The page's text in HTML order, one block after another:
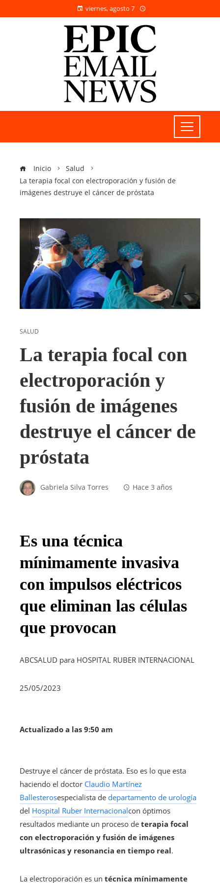
viernes, agosto 7
Inicio
Salud
La terapia focal con electroporación y fusión de
imágenes destruye el cáncer de próstata
SALUD
La terapia focal con
electroporación y
fusión de imágenes
destruye el cáncer de
próstata
Gabriela Silva Torres Hace 3 años
Es una técnica
mínimamente invasiva
con impulsos eléctricos
que eliminan las células
que provocan
ABCSALUD para HOSPITAL RUBER INTERNACIONAL
25/05/2023
Actualizado a las 9:50 am
Destruye el cáncer de próstata. Eso es lo que esta
haciendo el doctor Claudio Martínez
Ballesterosespecialista de departamento de urología
del Hospital Ruber Internacionalcon óptimos
resultados mediante un proceso de terapia focal
con electroporación y fusión de imágenes
ultrasónicas y resonancia en tiempo real.
La electroporación es un técnica mínimamente